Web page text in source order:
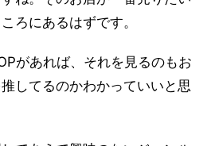
ろにあるはずです。
があれば、それを見るのもお
してるのかわかっていいと思